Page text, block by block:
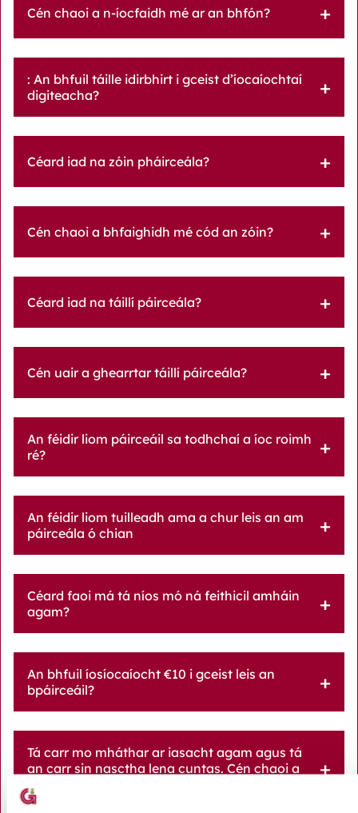
Cén chaoi a n-íocfaidh mé ar an bhfón?
: An bhfuil táille idirbhirt i gceist d’íocaíochtaí
digiteacha?
Céard iad na zóin pháirceála?
Cén chaoi a bhfaighidh mé cód an zóin?
Céard iad na táillí páirceála?
Cén uair a ghearrtar táillí páirceála?
An féidir liom páirceáil sa todhchaí a íoc roimh
ré?
An féidir liom tuilleadh ama a chur leis an am
páirceála ó chian
Céard faoi má tá níos mó ná feithicil amháin
agam?
An bhfuil íosíocaíocht €10 i gceist leis an
bpáirceáil?
Tá carr mo mháthar ar iasacht agam agus tá
an carr sin nasctha lena cuntas. Cén chaoi a
bhféadfaidh mé páirceáil a íoc?